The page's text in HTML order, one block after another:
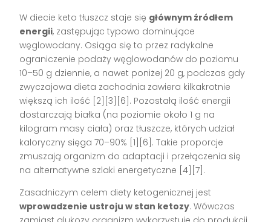
W diecie keto tłuszcz staje się głównym źródłem
energii, zastępując typowo dominujące
węglowodany. Osiąga się to przez radykalne
ograniczenie podaży węglowodanów do poziomu
10–50 g dziennie, a nawet poniżej 20 g, podczas gdy
zwyczajowa dieta zachodnia zawiera kilkakrotnie
większą ich ilość [2][3][6]. Pozostałą ilość energii
dostarczają białka (na poziomie około 1 g na
kilogram masy ciała) oraz tłuszcze, których udział
kaloryczny sięga 70–90% [1][6]. Takie proporcje
zmuszają organizm do adaptacji i przełączenia się
na alternatywne szlaki energetyczne [4][7].
Zasadniczym celem diety ketogenicznej jest
wprowadzenie ustroju w stan ketozy. Wówczas